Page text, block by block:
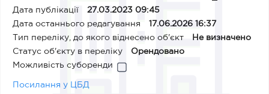
Дата публікації
27.03.2023 09:45
Дата останнього редагування
17.06.2026 16:37
Тип переліку, до якого віднесено об'єкт
Не визначено
Статус об'єкту в переліку
Орендовано
Можливість суборенди
Посилання у ЦБД